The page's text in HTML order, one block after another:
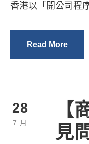
香港以「開公司程
Read More
28
7 月
【
見